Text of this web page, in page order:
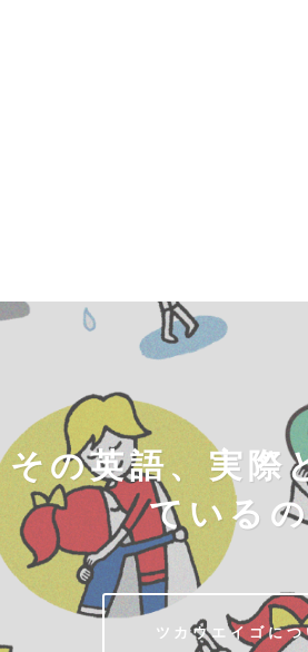
その英語、実際
ている
ツカウエイゴに